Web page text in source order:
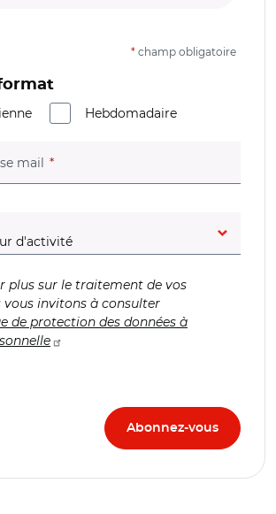
* champ obligatoire
Hebdomadaire
mail (champ obligatoire)
obligatoire)
plus sur le traitement de vos
vous invitons à consulter
de protection des données à